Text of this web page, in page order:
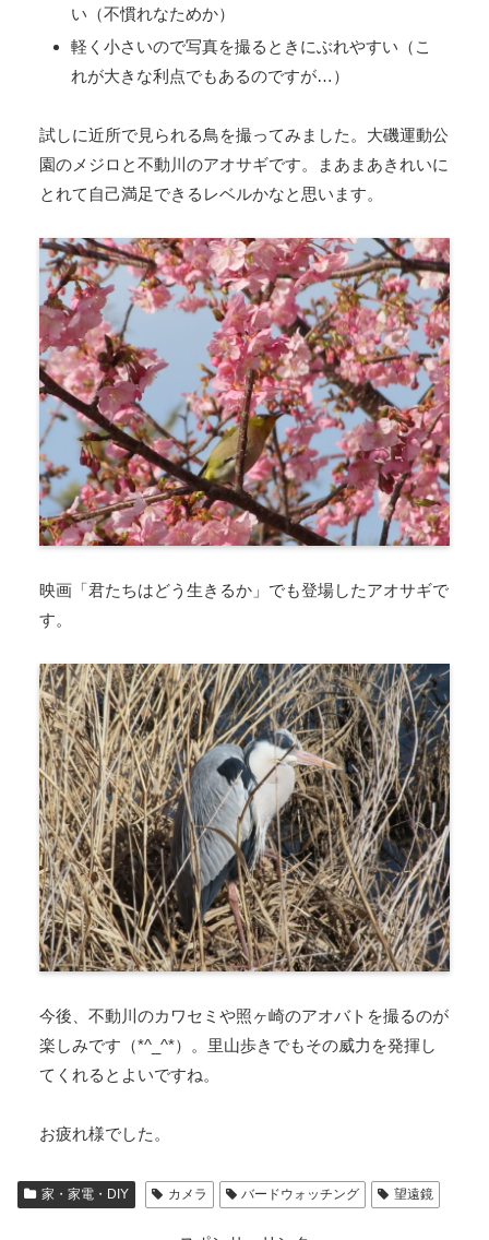
い（不慣れなためか）
軽く小さいので写真を撮るときにぶれやすい（こ
れが大きな利点でもあるのですが…）
試しに近所で見られる鳥を撮ってみました。大磯運動公
園のメジロと不動川のアオサギです。まあまあきれいに
とれて自己満足できるレベルかなと思います。
映画「君たちはどう生きるか」でも登場したアオサギで
す。
今後、不動川のカワセミや照ヶ崎のアオバトを撮るのが
楽しみです（*^_^*）。里山歩きでもその威力を発揮し
てくれるとよいですね。
お疲れ様でした。
家・家電・DIY カメラ バードウォッチング 望遠鏡